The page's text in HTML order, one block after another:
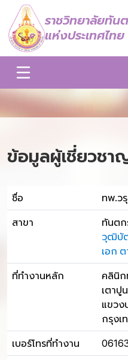
ราชวิทยาลัยทัน
แห่งประเทศไทย
ข้อมูลผู้เชี่ยวชา
ชื่อ ทพ.ว
สาขา
ทันต
วุฒิบั
เอก
ที่ทำงานหลัก
คลินิก
เตาปู
แขวง
กรุงเ
เบอร์โทรที่ทำงาน